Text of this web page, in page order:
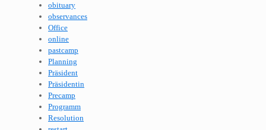
obituary
observances
Office
online
pastcamp
Planning
Präsident
Präsidentin
Precamp
Programm
Resolution